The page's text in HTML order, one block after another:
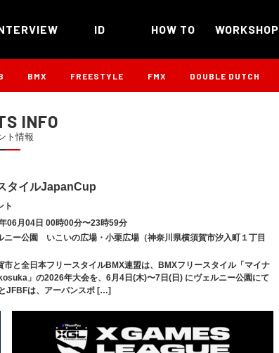
ID HOW TO WORKSHOP
BMX FREESTYLE FMX DOUBLE DUTCH
INFO
ト情報
タイルJapanCup
ト
06月04日 00時00分〜23時59分
ニー公園 いこいの広場・小栗広場（神奈川県横須賀市汐入町１丁目
市と全日本フリースタイルBMX連盟は、BMXフリースタイル「マイナ
」の2026年大会を、6月4日(木)〜7日(日) にヴェルニー公園にて
JFBFは、アーバンスポ […]